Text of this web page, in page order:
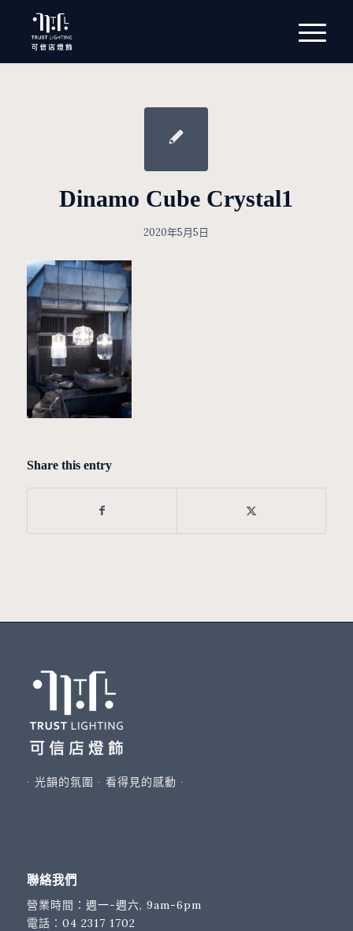
Dinamo Cube Crystal1
2020年5月5日
Share this entry
∙ 光韻的氛圍 ∙ 看得見的感動 ∙
聯絡我們
營業時間： 週一-週六, 9am-6pm
電話： 04 2317 1702